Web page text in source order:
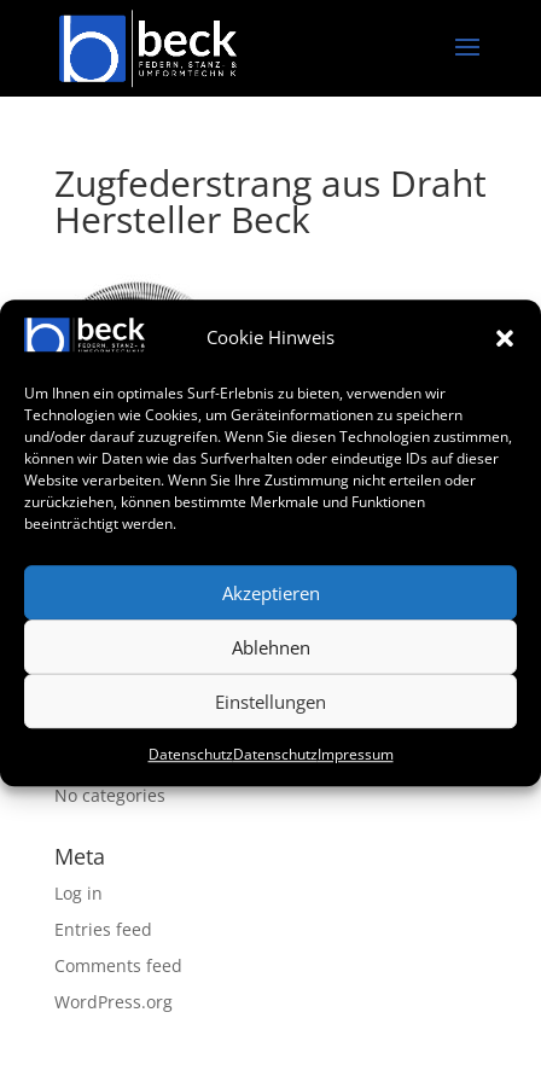
Cookie Hinweis
Um Ihnen ein optimales Surf-Erlebnis zu bieten, verwenden wir
Technologien wie Cookies, um Geräteinformationen zu speichern
und/oder darauf zuzugreifen. Wenn Sie diesen Technologien zustimmen,
können wir Daten wie das Surfverhalten oder eindeutige IDs auf dieser
Website verarbeiten. Wenn Sie Ihre Zustimmung nicht erteilen oder
zurückziehen, können bestimmte Merkmale und Funktionen
beeinträchtigt werden.
Akzeptieren
Ablehnen
Einstellungen
DatenschutzDatenschutzImpressum
Zugfederstrang aus Draht
Hersteller Beck
Recent Comments
Categories
No categories
Meta
Log in
Entries feed
Comments feed
WordPress.org